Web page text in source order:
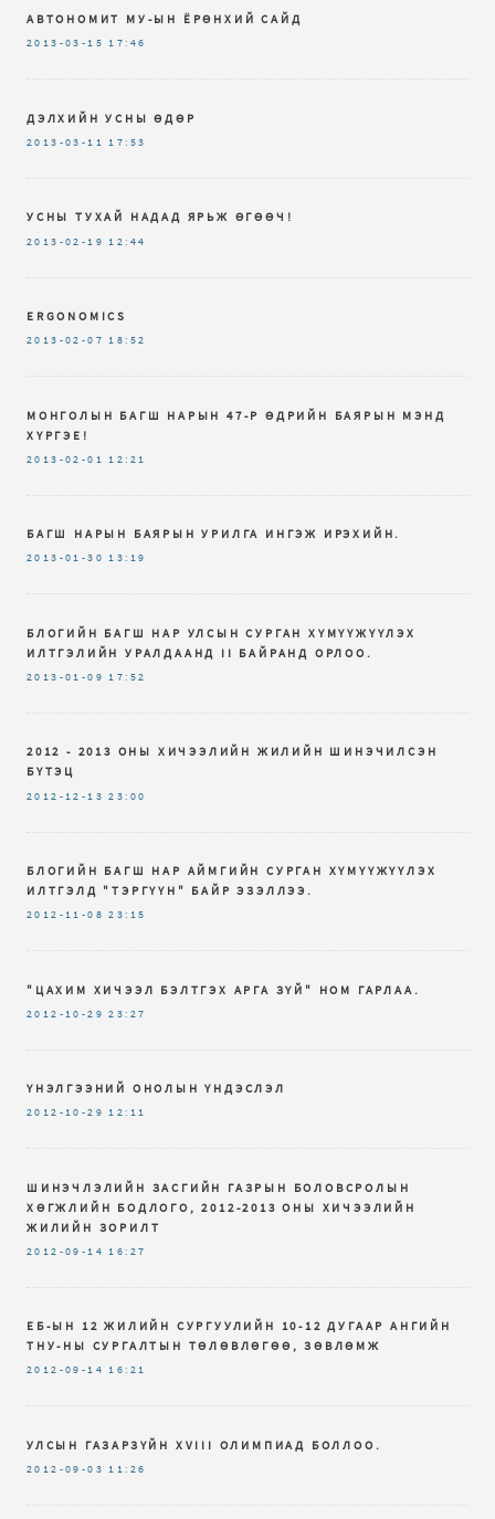
АВТОНОМИТ МУ-ЫН ЁРӨНХИЙ САЙД
2013-03-15 17:46
ДЭЛХИЙН УСНЫ ӨДӨР
2013-03-11 17:53
УСНЫ ТУХАЙ НАДАД ЯРЬЖ ӨГӨӨЧ!
2013-02-19 12:44
ERGONOMICS
2013-02-07 18:52
МОНГОЛЫН БАГШ НАРЫН 47-Р ӨДРИЙН БАЯРЫН МЭНД
ХҮРГЭЕ!
2013-02-01 12:21
БАГШ НАРЫН БАЯРЫН УРИЛГА ИНГЭЖ ИРЭХИЙН.
2013-01-30 13:19
БЛОГИЙН БАГШ НАР УЛСЫН СУРГАН ХҮМҮҮЖҮҮЛЭХ
ИЛТГЭЛИЙН УРАЛДААНД II БАЙРАНД ОРЛОО.
2013-01-09 17:52
2012 - 2013 ОНЫ ХИЧЭЭЛИЙН ЖИЛИЙН ШИНЭЧИЛСЭН
БҮТЭЦ
2012-12-13 23:00
БЛОГИЙН БАГШ НАР АЙМГИЙН СУРГАН ХҮМҮҮЖҮҮЛЭХ
ИЛТГЭЛД "ТЭРГҮҮН" БАЙР ЭЗЭЛЛЭЭ.
2012-11-08 23:15
"ЦАХИМ ХИЧЭЭЛ БЭЛТГЭХ АРГА ЗҮЙ" НОМ ГАРЛАА.
2012-10-29 23:27
ҮНЭЛГЭЭНИЙ ОНОЛЫН ҮНДЭСЛЭЛ
2012-10-29 12:11
ШИНЭЧЛЭЛИЙН ЗАСГИЙН ГАЗРЫН БОЛОВСРОЛЫН
ХӨГЖЛИЙН БОДЛОГО, 2012-2013 ОНЫ ХИЧЭЭЛИЙН
ЖИЛИЙН ЗОРИЛТ
2012-09-14 16:27
ЕБ-ЫН 12 ЖИЛИЙН СУРГУУЛИЙН 10-12 ДУГААР АНГИЙН
ТНУ-НЫ СУРГАЛТЫН ТӨЛӨВЛӨГӨӨ, ЗӨВЛӨМЖ
2012-09-14 16:21
УЛСЫН ГАЗАРЗҮЙН XVIII ОЛИМПИАД БОЛЛОО.
2012-09-03 11:26